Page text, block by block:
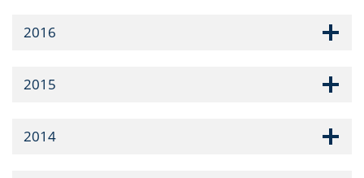
2016
2015
2014